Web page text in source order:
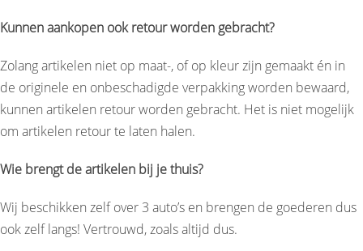
Kunnen aankopen ook retour worden gebracht?
Zolang artikelen niet op maat-, of op kleur zijn gemaakt én in
de originele en onbeschadigde verpakking worden bewaard,
kunnen artikelen retour worden gebracht. Het is niet mogelijk
om artikelen retour te laten halen.
Wie brengt de artikelen bij je thuis?
Wij beschikken zelf over 3 auto’s en brengen de goederen dus
ook zelf langs! Vertrouwd, zoals altijd dus.